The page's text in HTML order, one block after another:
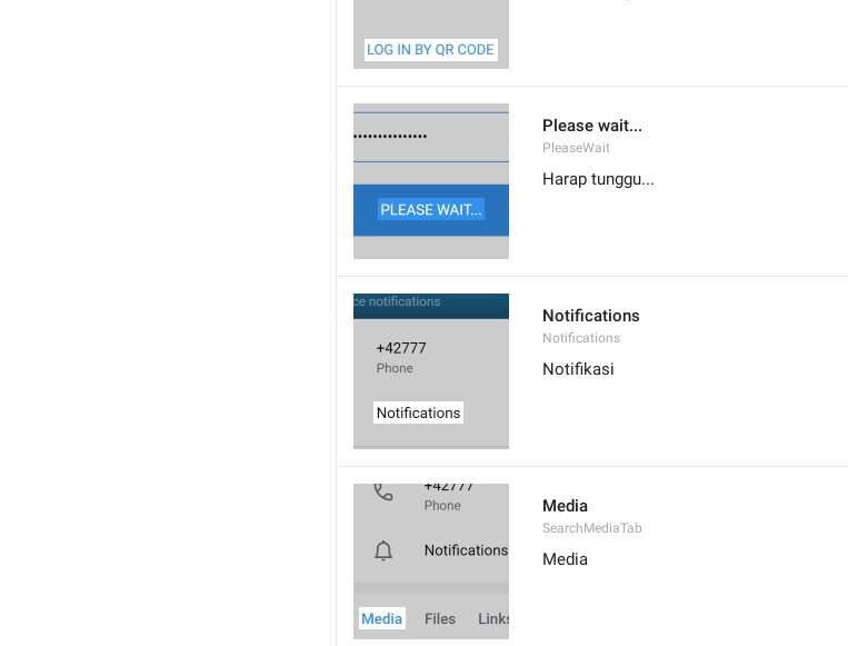
Please wait...
PleaseWait
Harap tunggu...
Notifications
Notifications
Notifikasi
Media
SearchMediaTab
Media